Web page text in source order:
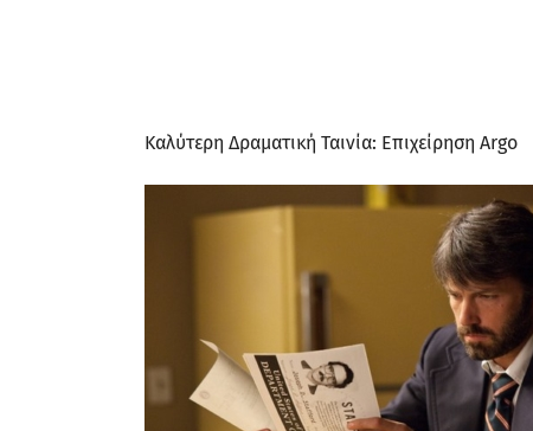
Καλύτερη Δραματική Ταινία: Επιχείρηση Argo